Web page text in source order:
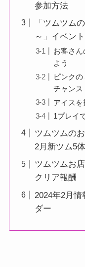
参加方法
「ツムツム
～」イベン
お客さ
よう
ピンク
チャンス
アイスを
1プレイ
ツムツムの
2月新ツム5
ツムツムお
クリア報酬
2024年2月
ダー